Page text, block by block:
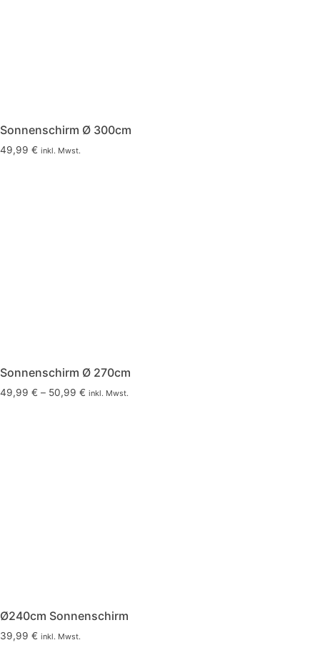
Sonnenschirm Ø 300cm
49,99 € inkl. Mwst.
Sonnenschirm Ø 270cm
49,99 € – 50,99 € inkl. Mwst.
Ø240cm Sonnenschirm
39,99 € inkl. Mwst.